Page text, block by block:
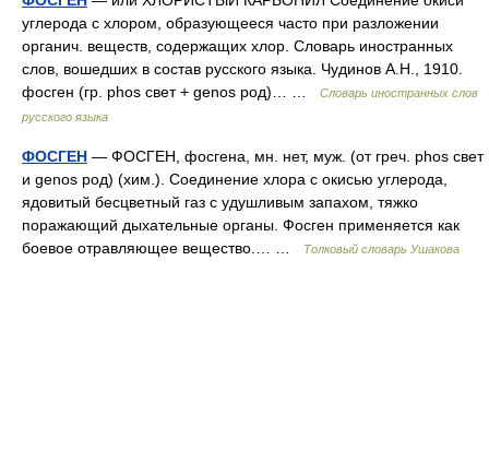
углерода с хлором, образующееся часто при разложении
органич. веществ, содержащих хлор. Словарь иностранных
слов, вошедших в состав русского языка. Чудинов А.Н., 1910.
фосген (гр. phos свет + genos род)… …
Словарь иностранных слов
русского языка
ФОСГЕН — ФОСГЕН, фосгена, мн. нет, муж. (от греч. phos свет
и genos род) (хим.). Соединение хлора с окисью углерода,
ядовитый бесцветный газ с удушливым запахом, тяжко
поражающий дыхательные органы. Фосген применяется как
боевое отравляющее вещество.… …
Толковый словарь Ушакова